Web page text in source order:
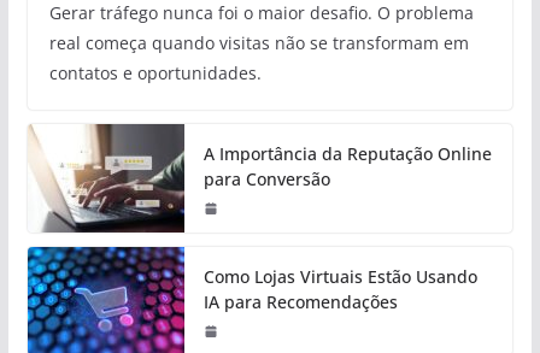
Gerar tráfego nunca foi o maior desafio. O problema
real começa quando visitas não se transformam em
contatos e oportunidades.
A Importância da Reputação Online
para Conversão
Como Lojas Virtuais Estão Usando
IA para Recomendações